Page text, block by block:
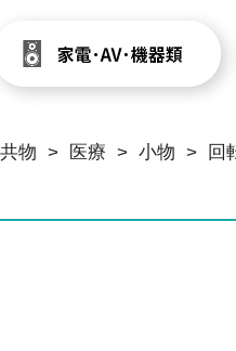
物 > 医療 > 小物 > 回